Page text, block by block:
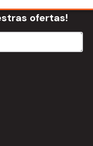
ofertas!